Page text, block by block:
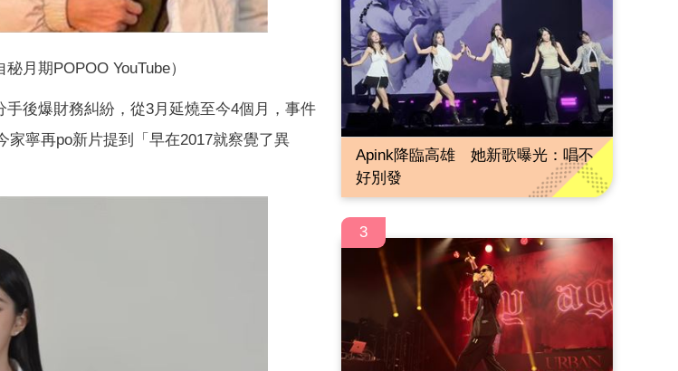
月期POPOO YouTube）
後爆財務糾紛，從3月延燒至今4個月，事件
寧再po新片提到「早在2017就察覺了異
Apink降臨高雄 她新歌曝光：唱不
好別發
3